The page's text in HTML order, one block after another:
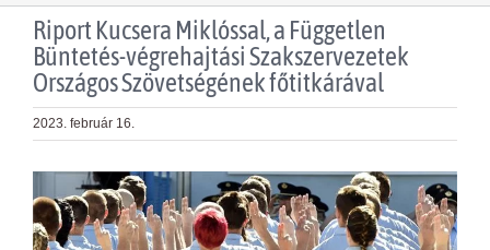
Riport Kucsera Miklóssal, a Független
Büntetés-végrehajtási Szakszervezetek
Országos Szövetségének főtitkárával
2023. február 16.
Larger
Image